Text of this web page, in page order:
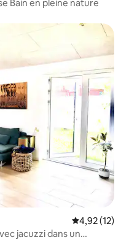
Bain en pleine nature
Évaluation
4,92 (12)
jacuzzi dans un